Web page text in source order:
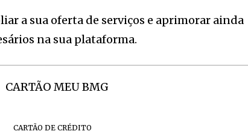
a sua oferta de serviços e aprimorar ainda
na sua plataforma.
CARTÃO DE CRÉDITO